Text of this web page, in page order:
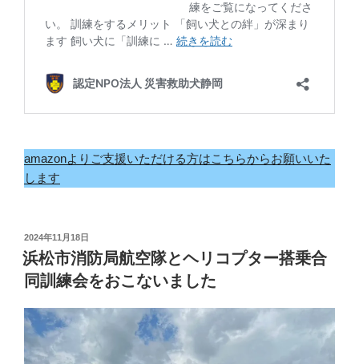
amazonよりご支援いただける方はこちらからお願いいた
します
投
稿
日:
2024年11月18日
浜松市消防局航空隊とヘリコプター搭乗合
同訓練会をおこないました